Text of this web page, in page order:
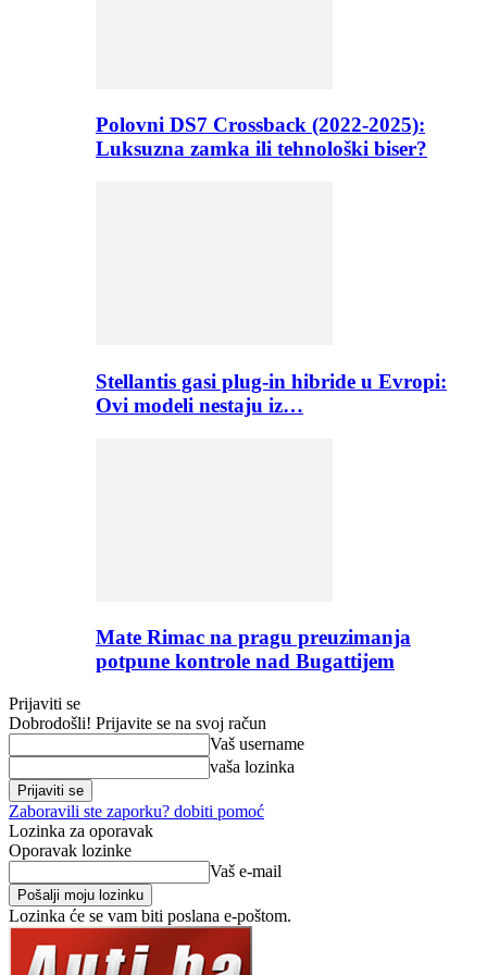
Polovni DS7 Crossback (2022-2025):
Luksuzna zamka ili tehnološki biser?
Stellantis gasi plug-in hibride u Evropi:
Ovi modeli nestaju iz…
Mate Rimac na pragu preuzimanja
potpune kontrole nad Bugattijem
Prijaviti se
Dobrodošli! Prijavite se na svoj račun
Vaš username
vaša lozinka
Zaboravili ste zaporku? dobiti pomoć
Lozinka za oporavak
Oporavak lozinke
Vaš e-mail
Lozinka će se vam biti poslana e-poštom.